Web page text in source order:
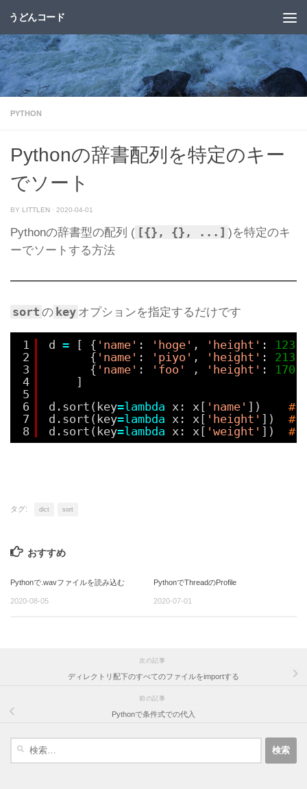
コンテンツへスキップ
うどんコード
PYTHON
Pythonの辞書配列を特定のキー
でソート
BY LITTLEN · 2020-04-01
Pythonの辞書型の配列 ( [{}, {}, ...] )を特定のキ
ーでソートする方法
sort の key オプションを指定するだけです
1
2
3
4
5
6
7
8
d = [ { 'name' : 'hoge' , 'height' : 123
{ 'name' : 'piyo' , 'height' : 213
{ 'name' : 'foo' , 'height' : 170
]
d.sort(key=lambda x: x[ 'name' ]) #
d.sort(key=lambda x: x[ 'height' ]) #
d.sort(key=lambda x: x[ 'weight' ]) #
タグ: dict sort
おすすめ
Pythonで.wavファイルを読み込む
2020-08-05
PythonでThreadのProfile
2020-07-01
次の記事
ディレクトリ配下のすべてのファイルをimportする
前の記事
Pythonで条件式での代入